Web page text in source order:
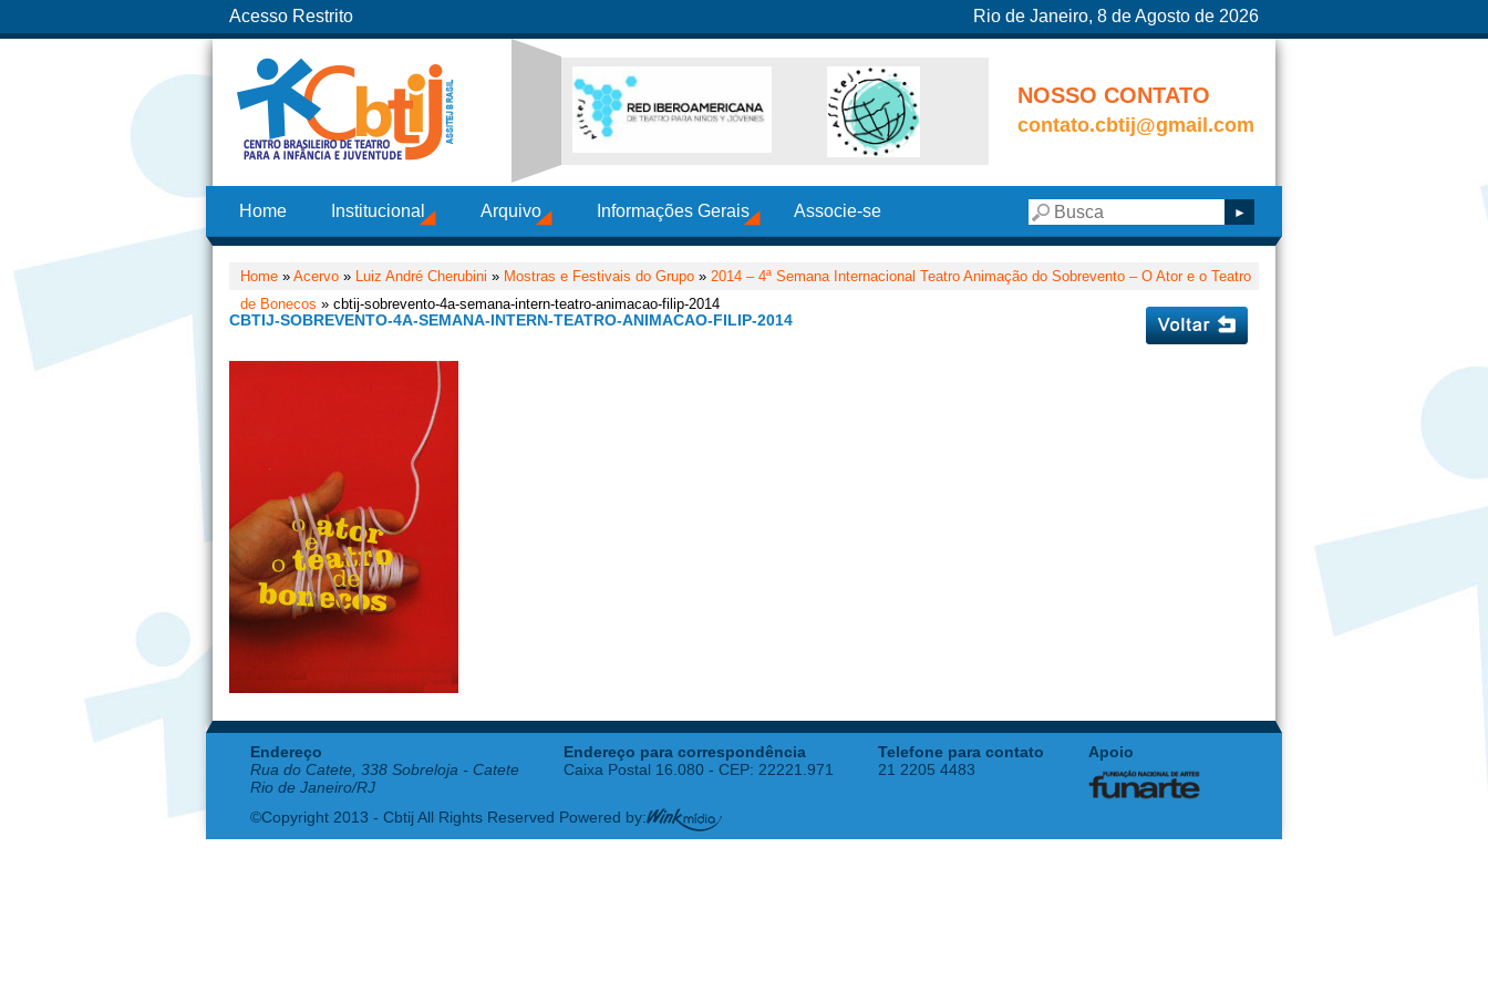
Acesso Restrito Rio de Janeiro, 8 de Agosto de 2026
NOSSO CONTATO
contato.cbtij@gmail.com
Home Institucional Arquivo Informações Gerais Associe-se
Home » Acervo » Luiz André Cherubini » Mostras e Festivais do Grupo » 2014 – 4ª Semana Internacional Teatro Animação do Sobrevento – O Ator e o Teatro
de Bonecos » cbtij-sobrevento-4a-semana-intern-teatro-animacao-filip-2014
CBTIJ-SOBREVENTO-4A-SEMANA-INTERN-TEATRO-ANIMACAO-FILIP-2014
Endereço
Rua do Catete, 338 Sobreloja - Catete
Rio de Janeiro/RJ
Endereço para correspondência
Caixa Postal 16.080 - CEP: 22221.971
Telefone para contato
21 2205 4483
Apoio
©Copyright 2013 - Cbtij All Rights Reserved Powered by: